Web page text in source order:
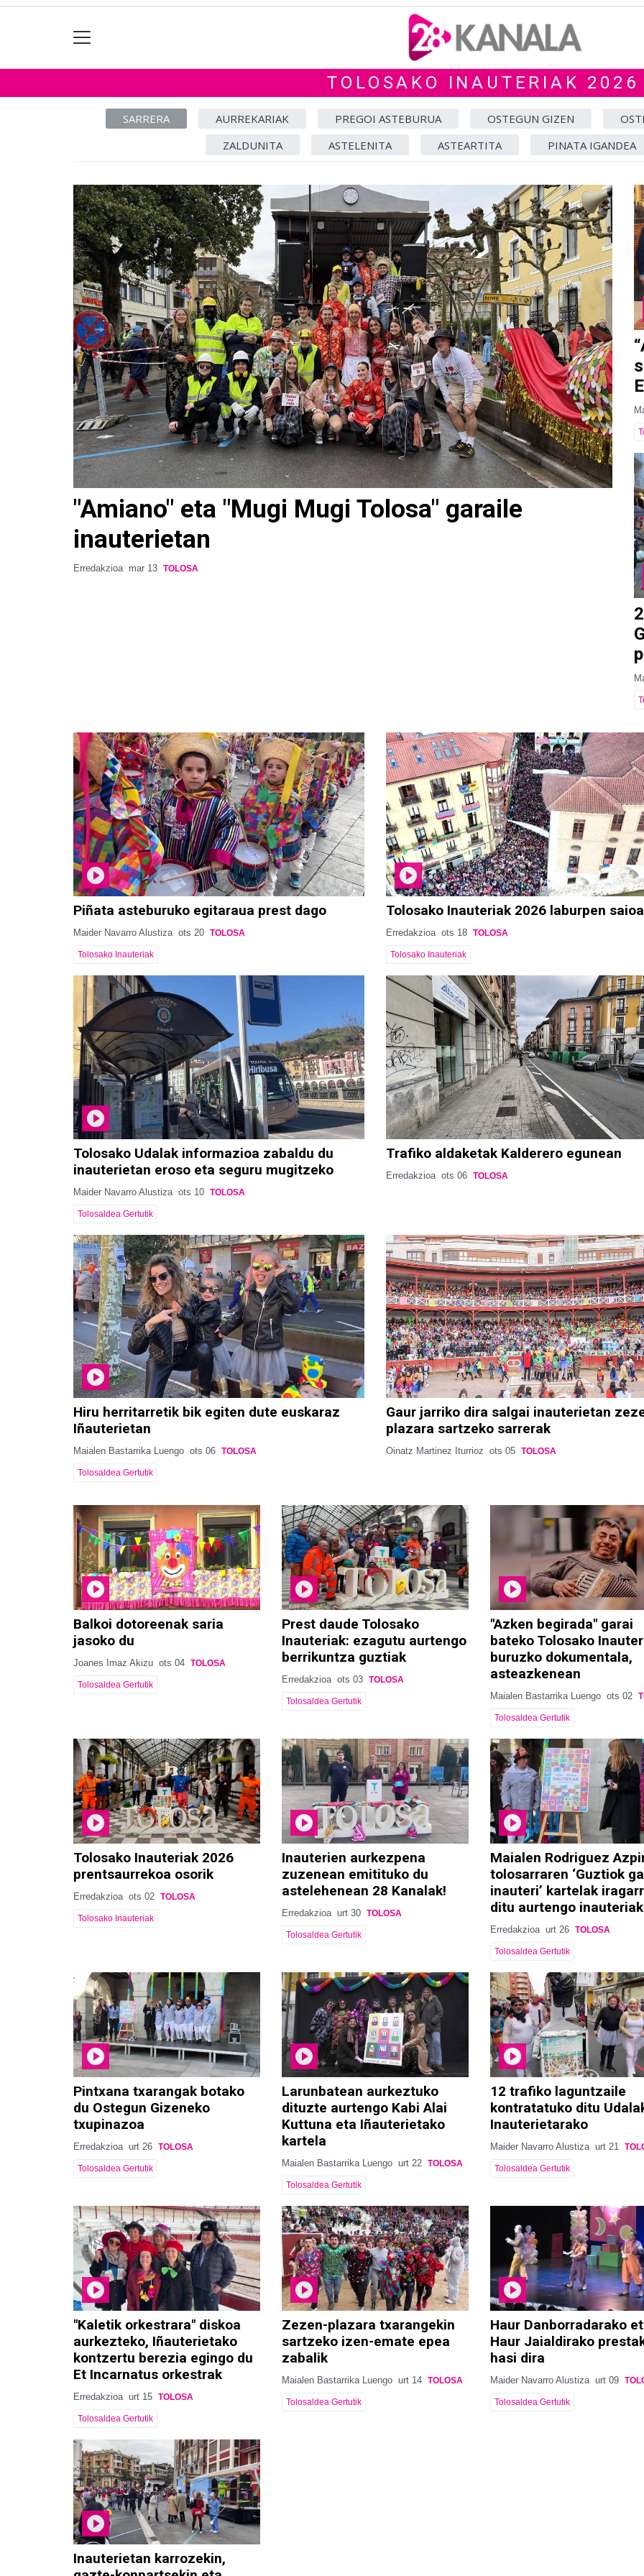
TOLOSAKO INAUTERIAK 2026
SARRERA AURREKARIAK PREGOI ASTEBURUA OSTEGUN GIZEN
ZALDUNITA
ASTELENITA ASTEARTITA PINATA IGANDEA
"Amiano" eta "Mugi Mugi Tolosa" garaile
inauterietan
Erredakzioa mar 13 TOLOSA
Piñata asteburuko egitaraua prest dago
Maider Navarro Alustiza ots 20 TOLOSA
Tolosako Inauteriak
Tolosako Inauteriak 2026 laburpen saioa
Erredakzioa ots 18 TOLOSA
Tolosako Inauteriak
Tolosako Udalak informazioa zabaldu du
inauterietan eroso eta seguru mugitzeko
Maider Navarro Alustiza ots 10 TOLOSA
Tolosaldea Gertutik
Trafiko aldaketak Kalderero egunean
Erredakzioa ots 06 TOLOSA
Hiru herritarretik bik egiten dute euskaraz
Iñauterietan
Maialen Bastarrika Luengo ots 06 TOLOSA
Tolosaldea Gertutik
Gaur jarriko dira salgai inauterietan
plazara sartzeko sarrerak
Oinatz Martinez Iturrioz ots 05 TOLOSA
Balkoi dotoreenak saria
jasoko du
Joanes Imaz Akizu ots 04 TOLOSA
Tolosaldea Gertutik
Prest daude Tolosako
Inauteriak: ezagutu aurtengo
berrikuntza guztiak
Erredakzioa ots 03 TOLOSA
Tolosaldea Gertutik
"Azken begirada" garai
bateko Tolosako
buruzko dokumentala,
asteazkenean
Maialen Bastarrika Luengo ots 02
Tolosaldea Gertutik
Tolosako Inauteriak 2026
prentsaurrekoa osorik
Erredakzioa ots 02 TOLOSA
Tolosako Inauteriak
Inauterien aurkezpena
zuzenean emitituko du
astelehenean 28 Kanalak!
Erredakzioa urt 30 TOLOSA
Tolosaldea Gertutik
Maialen Rodriguez
tolosarraren ‘Guztiok
inauteri’ kartelak
ditu aurtengo inauteriak
Erredakzioa urt 26 TOLOSA
Tolosaldea Gertutik
Pintxana txarangak botako
du Ostegun Gizeneko
txupinazoa
Erredakzioa urt 26 TOLOSA
Tolosaldea Gertutik
Larunbatean aurkeztuko
dituzte aurtengo Kabi Alai
Kuttuna eta Iñauterietako
kartela
Maialen Bastarrika Luengo urt 22 TOLOSA
Tolosaldea Gertutik
12 trafiko laguntzaile
kontratatuko ditu
Inauterietarako
Maider Navarro Alustiza urt 21
Tolosaldea Gertutik
"Kaletik orkestrara" diskoa
aurkezteko, Iñauterietako
kontzertu berezia egingo du
Et Incarnatus orkestrak
Erredakzioa urt 15 TOLOSA
Tolosaldea Gertutik
Zezen-plazara txarangekin
sartzeko izen-emate epea
zabalik
Maialen Bastarrika Luengo urt 14 TOLOSA
Tolosaldea Gertutik
Haur Danborradarako
Haur Jaialdirako
hasi dira
Maider Navarro Alustiza urt 09
Tolosaldea Gertutik
Inauterietan karrozekin,